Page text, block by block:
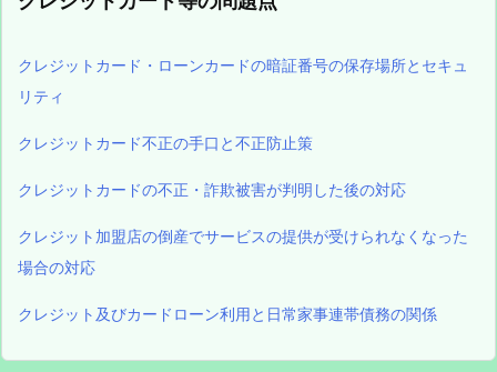
クレジットカード・ローンカードの暗証番号の保存場所とセキュ
リティ
クレジットカード不正の手口と不正防止策
クレジットカードの不正・詐欺被害が判明した後の対応
クレジット加盟店の倒産でサービスの提供が受けられなくなった
場合の対応
クレジット及びカードローン利用と日常家事連帯債務の関係